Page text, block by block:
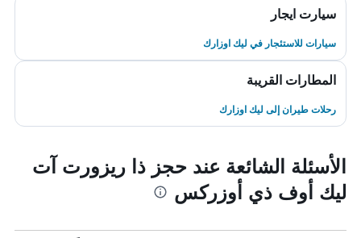
سيارت ايجار
سيارات للاستئجار في ليك اوزارك
المطارات القريبة
رحلات طيران إلى ليك اوزارك
الأسئلة الشائعة عند حجز ذا ريزورت آت
ليك أوف ذي أوزركس